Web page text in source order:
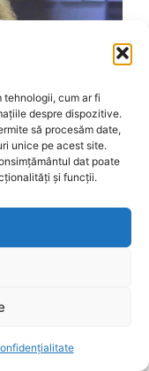
tehnologii, cum ar fi
despre dispozitive.
să procesăm date,
unice pe acest site.
dat poate
și funcții.